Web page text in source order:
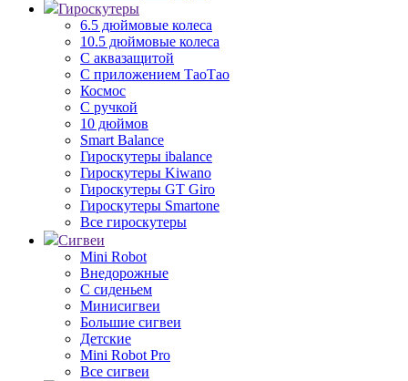
Гироскутеры
6.5 дюймовые колеса
10.5 дюймовые колеса
С аквазащитой
С приложением ТаоТао
Космос
С ручкой
10 дюймов
Smart Balance
Гироскутеры ibalance
Гироскутеры Kiwano
Гироскутеры GT Giro
Гироскутеры Smartone
Все гироскутеры
Сигвеи
Mini Robot
Внедорожные
С сиденьем
Минисигвеи
Большие сигвеи
Детские
Mini Robot Pro
Все сигвеи